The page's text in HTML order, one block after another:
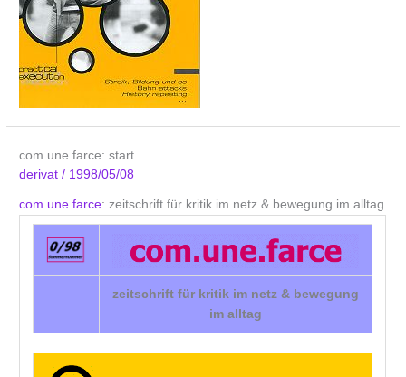
com.une.farce: start
derivat/ 1998/05/08
com.une.farce: zeitschrift für kritik im netz & bewegung im alltag
zeitschrift für kritik im netz & bewegung
im alltag